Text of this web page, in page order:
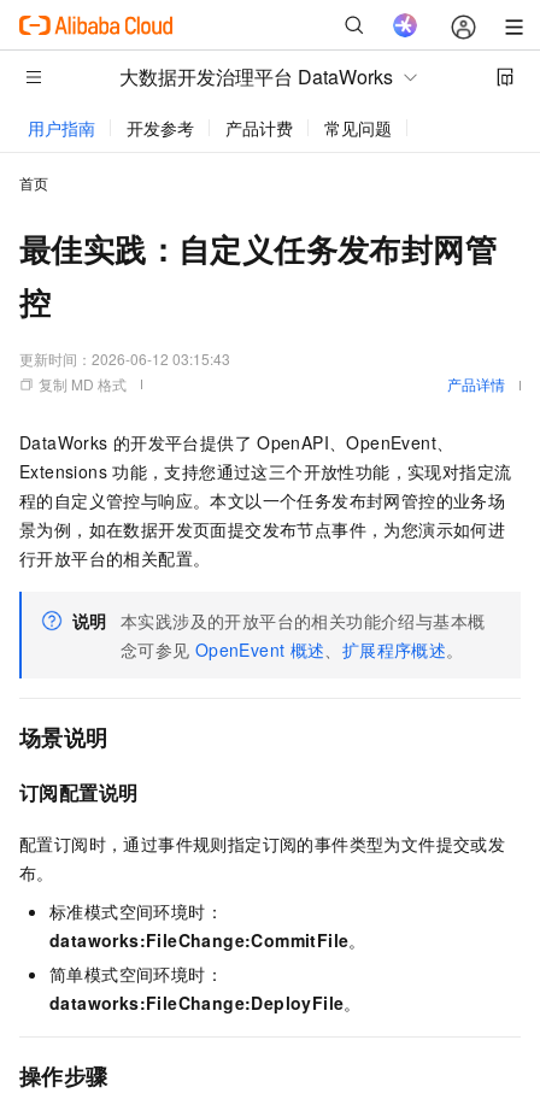
大数据开发治理平台 DataWorks
用户指南 开发参考 产品计费 常见问题
首页
最佳实践：自定义任务发布封网管
控
更新时间： 2026-06-12 03:15:43
复制 MD 格式
产品详情
DataWorks 的开发平台提供了 OpenAPI、OpenEvent、
Extensions 功能，支持您通过这三个开放性功能，实现对指定流
程的自定义管控与响应。本文以一个任务发布封网管控的业务场
景为例，如在数据开发页面提交发布节点事件，为您演示如何进
行开放平台的相关配置。
说明 本实践涉及的开放平台的相关功能介绍与基本概
念可参见 OpenEvent 概述、 扩展程序概述。
场景说明
订阅配置说明
配置订阅时，通过事件规则指定订阅的事件类型为文件提交或发
布。
标准模式空间环境时：
dataworks:FileChange:CommitFile。
简单模式空间环境时：
dataworks:FileChange:DeployFile。
操作步骤